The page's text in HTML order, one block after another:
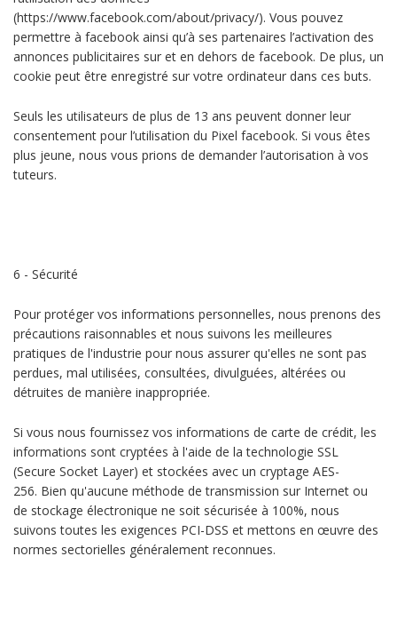
(https://www.facebook.com/about/privacy/). Vous pouvez
permettre à facebook ainsi qu’à ses partenaires l’activation des
annonces publicitaires sur et en dehors de facebook. De plus, un
cookie peut être enregistré sur votre ordinateur dans ces buts.
Seuls les utilisateurs de plus de 13 ans peuvent donner leur
consentement pour l’utilisation du Pixel facebook. Si vous êtes
plus jeune, nous vous prions de demander l’autorisation à vos
tuteurs.
6 - Sécurité
Pour protéger vos informations personnelles, nous prenons des
précautions raisonnables et nous suivons les meilleures
pratiques de l'industrie pour nous assurer qu'elles ne sont pas
perdues, mal utilisées, consultées, divulguées, altérées ou
détruites de manière inappropriée.
Si vous nous fournissez vos informations de carte de crédit, les
informations sont cryptées à l'aide de la technologie SSL
(Secure Socket Layer) et stockées avec un cryptage AES-
256. Bien qu'aucune méthode de transmission sur Internet ou
de stockage électronique ne soit sécurisée à 100%, nous
suivons toutes les exigences PCI-DSS et mettons en œuvre des
normes sectorielles généralement reconnues.